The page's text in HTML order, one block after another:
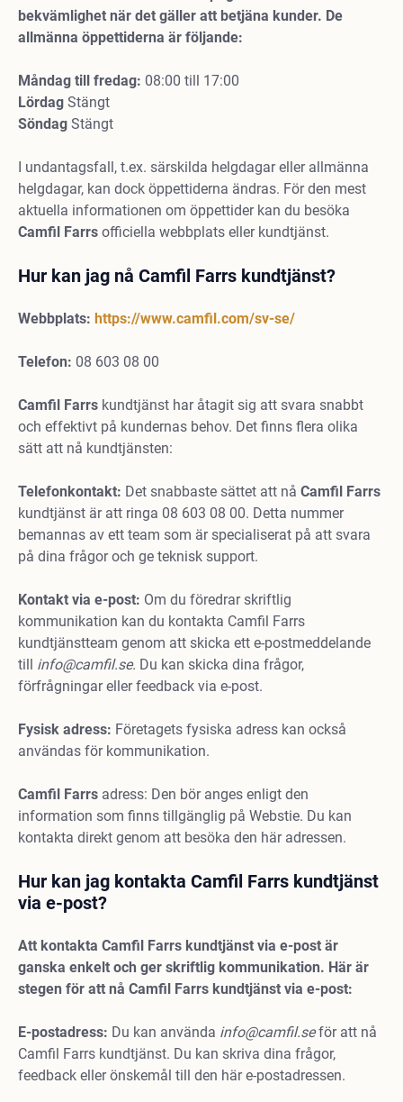
bekvämlighet när det gäller att betjäna kunder. De
allmänna öppettiderna är följande:
Måndag till fredag: 08:00 till 17:00
Lördag Stängt
Söndag Stängt
I undantagsfall, t.ex. särskilda helgdagar eller allmänna
helgdagar, kan dock öppettiderna ändras. För den mest
aktuella informationen om öppettider kan du besöka
Camfil Farrs officiella webbplats eller kundtjänst.
Hur kan jag nå Camfil Farrs kundtjänst?
Webbplats: https://www.camfil.com/sv-se/
Telefon: 08 603 08 00
Camfil Farrs kundtjänst har åtagit sig att svara snabbt
och effektivt på kundernas behov. Det finns flera olika
sätt att nå kundtjänsten:
Telefonkontakt: Det snabbaste sättet att nå Camfil Farrs
kundtjänst är att ringa 08 603 08 00. Detta nummer
bemannas av ett team som är specialiserat på att svara
på dina frågor och ge teknisk support.
Kontakt via e-post: Om du föredrar skriftlig
kommunikation kan du kontakta Camfil Farrs
kundtjänstteam genom att skicka ett e-postmeddelande
till info@camfil.se. Du kan skicka dina frågor,
förfrågningar eller feedback via e-post.
Fysisk adress: Företagets fysiska adress kan också
användas för kommunikation.
Camfil Farrs adress: Den bör anges enligt den
information som finns tillgänglig på Webstie. Du kan
kontakta direkt genom att besöka den här adressen.
Hur kan jag kontakta Camfil Farrs kundtjänst
via e-post?
Att kontakta Camfil Farrs kundtjänst via e-post är
ganska enkelt och ger skriftlig kommunikation. Här är
stegen för att nå Camfil Farrs kundtjänst via e-post:
E-postadress: Du kan använda info@camfil.seför att nå
Camfil Farrs kundtjänst. Du kan skriva dina frågor,
feedback eller önskemål till den här e-postadressen.